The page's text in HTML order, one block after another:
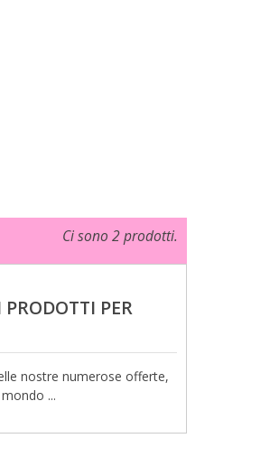
Ci sono 2 prodotti.
PER
nostre numerose offerte,
...